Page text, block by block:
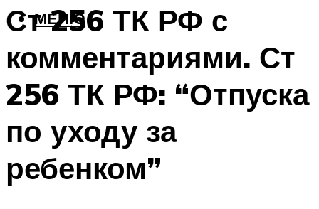
МЕНЮ
Ст 256 ТК РФ с
комментариями. Ст
256 ТК РФ: “Отпуска
по уходу за
ребенком”